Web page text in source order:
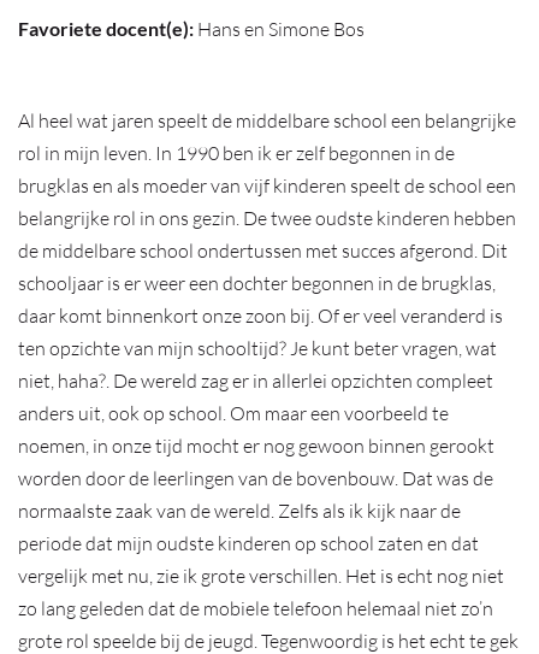
Favoriete docent(e): Hans en Simone Bos
Al heel wat jaren speelt de middelbare school een belangrijke
rol in mijn leven. In 1990 ben ik er zelf begonnen in de
brugklas en als moeder van vijf kinderen speelt de school een
belangrijke rol in ons gezin. De twee oudste kinderen hebben
de middelbare school ondertussen met succes afgerond. Dit
schooljaar is er weer een dochter begonnen in de brugklas,
daar komt binnenkort onze zoon bij. Of er veel veranderd is
ten opzichte van mijn schooltijd? Je kunt beter vragen, wat
niet, haha?. De wereld zag er in allerlei opzichten compleet
anders uit, ook op school. Om maar een voorbeeld te
noemen, in onze tijd mocht er nog gewoon binnen gerookt
worden door de leerlingen van de bovenbouw. Dat was de
normaalste zaak van de wereld. Zelfs als ik kijk naar de
periode dat mijn oudste kinderen op school zaten en dat
vergelijk met nu, zie ik grote verschillen. Het is echt nog niet
zo lang geleden dat de mobiele telefoon helemaal niet zo’n
grote rol speelde bij de jeugd. Tegenwoordig is het echt te gek